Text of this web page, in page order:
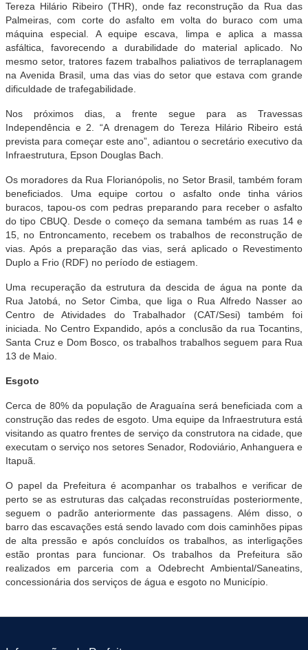
Tereza Hilário Ribeiro (THR), onde faz reconstrução da Rua das
Palmeiras, com corte do asfalto em volta do buraco com uma
máquina especial. A equipe escava, limpa e aplica a massa
asfáltica, favorecendo a durabilidade do material aplicado. No
mesmo setor, tratores fazem trabalhos paliativos de terraplanagem
na Avenida Brasil, uma das vias do setor que estava com grande
dificuldade de trafegabilidade.
Nos próximos dias, a frente segue para as Travessas
Independência e 2. “A drenagem do Tereza Hilário Ribeiro está
prevista para começar este ano”, adiantou o secretário executivo da
Infraestrutura, Epson Douglas Bach.
Os moradores da Rua Florianópolis, no Setor Brasil, também foram
beneficiados. Uma equipe cortou o asfalto onde tinha vários
buracos, tapou-os com pedras preparando para receber o asfalto
do tipo CBUQ. Desde o começo da semana também as ruas 14 e
15, no Entroncamento, recebem os trabalhos de reconstrução de
vias. Após a preparação das vias, será aplicado o Revestimento
Duplo a Frio (RDF) no período de estiagem.
Uma recuperação da estrutura da descida de água na ponte da
Rua Jatobá, no Setor Cimba, que liga o Rua Alfredo Nasser ao
Centro de Atividades do Trabalhador (CAT/Sesi) também foi
iniciada. No Centro Expandido, após a conclusão da rua Tocantins,
Santa Cruz e Dom Bosco, os trabalhos trabalhos seguem para Rua
13 de Maio.
Esgoto
Cerca de 80% da população de Araguaína será beneficiada com a
construção das redes de esgoto. Uma equipe da Infraestrutura está
visitando as quatro frentes de serviço da construtora na cidade, que
executam o serviço nos setores Senador, Rodoviário, Anhanguera e
Itapuã.
O papel da Prefeitura é acompanhar os trabalhos e verificar de
perto se as estruturas das calçadas reconstruídas posteriormente,
seguem o padrão anteriormente das passagens. Além disso, o
barro das escavações está sendo lavado com dois caminhões pipas
de alta pressão e após concluídos os trabalhos, as interligações
estão prontas para funcionar. Os trabalhos da Prefeitura são
realizados em parceria com a Odebrecht Ambiental/Saneatins,
concessionária dos serviços de água e esgoto no Município.